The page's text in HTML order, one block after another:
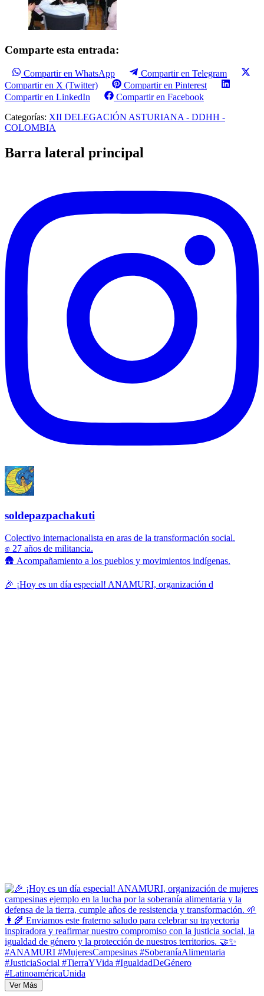
Comparte esta entrada:
Compartir en WhatsApp
Compartir en Telegram
Compartir en X (Twitter)
Compartir en Pinterest
Compartir en LinkedIn
Compartir en Facebook
Categorías: XII DELEGACIÓN ASTURIANA - DDHH -
COLOMBIA
Barra lateral principal
soldepazpachakuti
Colectivo internacionalista en aras de la transformación social.
✊ 27 años de militancia.
🛖 Acompañamiento a los pueblos y movimientos indígenas.
🎉 ¡Hoy es un día especial! ANAMURI, organización d
Ver Más